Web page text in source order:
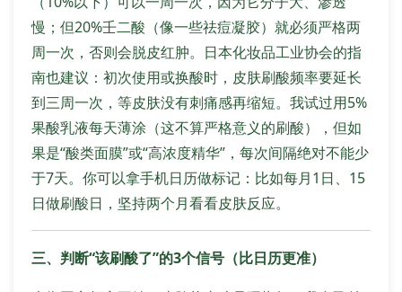
慢；但20%壬二酸（像一些祛痘凝胶）就必须严格两
周一次，否则会脱皮红肿。日本化妆品工业协会的指
南也建议：初次使用或换酸时，皮肤刷酸频率要延长
到三周一次，等皮肤没有刺痛感再缩短。我试过用5%
果酸乳液每天薄涂（这不算严格意义的刷酸），但如
果是“酸类面膜”或“高浓度精华”，每次间隔绝对不能少
于7天。你可以拿手机日历做标记：比如每月1日、15
日做刷酸日，坚持两个月看看皮肤反应。
三、判断“该刷酸了”的3个信号（比日历更准）